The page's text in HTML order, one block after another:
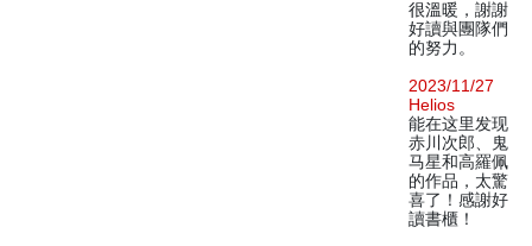
很溫暖，謝謝
好讀與團隊們
的努力。
2023/11/27
Helios
能在这里发现
赤川次郎、鬼
马星和高羅佩
的作品，太驚
喜了！感謝好
讀書櫃！